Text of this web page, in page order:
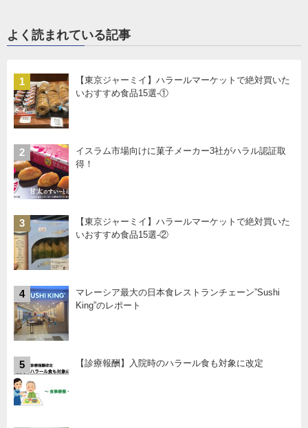
よく読まれている記事
1
【東京ジャーミイ】ハラールマーケットで絶対買いた
いおすすめ食品15選-①
2
イスラム市場向けに菓子メーカー3社がハラル認証取
得！
3
【東京ジャーミイ】ハラールマーケットで絶対買いた
いおすすめ食品15選-②
4
マレーシア最大の日本食レストランチェーン”Sushi
King”のレポート
5 【診療報酬】入院時のハラール食も対象に改定